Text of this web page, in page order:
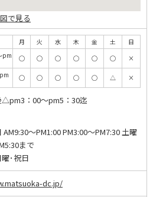
で見る
月 火 水 木 金 土
日
pm
◯ ◯ ◯ ◯ ◯ ◯
×
◯ ◯ ◯ ◯ ◯ △ ×
△pm3：00～pm5：30迄
AM9:30～PM1:00 PM3:00～PM7:30 土曜
まで
曜･祝日
dc.jp/